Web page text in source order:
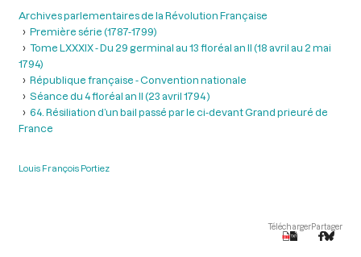
Archives parlementaires de la Révolution Française
Première série (1787-1799)
Tome LXXXIX - Du 29 germinal au 13 floréal an II (18 avril au 2 mai
1794)
République française - Convention nationale
Séance du 4 floréal an II (23 avril 1794 )
64. Résiliation d’un bail passé par le ci-devant Grand prieuré de
France
Louis François Portiez
TéléchargerPartager